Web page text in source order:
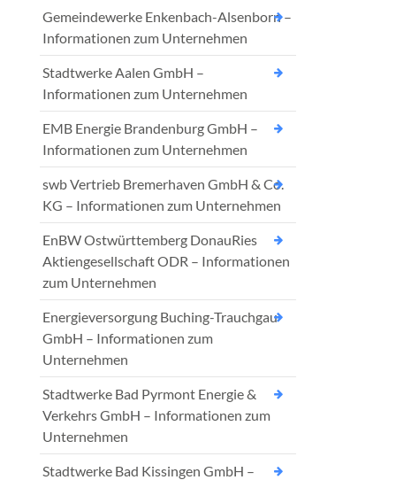
Gemeindewerke Enkenbach-Alsenborn –
Informationen zum Unternehmen
Stadtwerke Aalen GmbH –
Informationen zum Unternehmen
EMB Energie Brandenburg GmbH –
Informationen zum Unternehmen
swb Vertrieb Bremerhaven GmbH & Co.
KG – Informationen zum Unternehmen
EnBW Ostwürttemberg DonauRies
Aktiengesellschaft ODR – Informationen
zum Unternehmen
Energieversorgung Buching-Trauchgau
GmbH – Informationen zum
Unternehmen
Stadtwerke Bad Pyrmont Energie &
Verkehrs GmbH – Informationen zum
Unternehmen
Stadtwerke Bad Kissingen GmbH –